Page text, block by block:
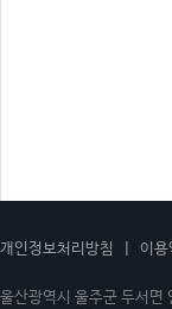
개인정보처리방침 이용
울산광역시 울주군 두